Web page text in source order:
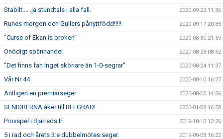
Stabilt......ja stundtals i alla fall. 2020-09-22 11:36
Runes morgon och Gullers pånyttfödd!!!!! 2020-09-17 20:35
”Curse of Ekan is broken” 2020-08-30 21:59
Onödigt spännande! 2020-08-28 08:52
"Det finns fan inget skönare än 1-0-segrar" 2020-08-24 11:37
Vår Nr 44 2020-08-10 16:27
Äntligen en premiärseger 2020-08-05 14:56
SENIORERNA åker till BELGRAD! 2020-01-08 16:58
Provspel i Bjärreds IF 2019-10-10 12:26
5 i rad och årets 3:e dubbelmötes seger. 2019-09-08 16:22